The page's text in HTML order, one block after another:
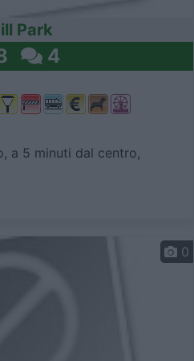
Park
4
a 5 minuti dal centro,
0